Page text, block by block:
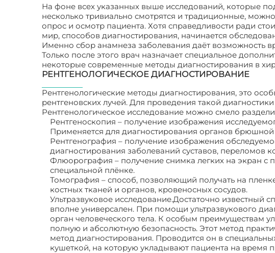
На фоне всех указанных выше исследований, которые
несколько тривиально смотрятся и традиционные,
опрос и осмотр пациента. Хотя справедливости ради
мир, способов диагностирования, начинается
Именно сбор анамнеза заболевания даёт возможность
Только после этого врач назначает специальное
некоторые современные методы диагностирования в
РЕНТГЕНОЛОГИЧЕСКОЕ ДИАГНОСТИРОВАНИЕ
Рентгенологические методы диагностирования, это
рентгеновских лучей. Для проведения такой
Рентгенологическое исследование можно смело
Рентгеноскопия – получение изображения
Применяется для диагностирования органов брюшной
Рентгенография – получение изображения
диагностирования заболеваний суставов, переломов
Флюорография – получение снимка легких на экран
специальной плёнке.
Томография – способ, позволяющий получать на
костных тканей и органов, кровеносных сосудов.
Ультразвуковое исследование.Достаточно известный
вполне универсален. При помощи ультразвукового
орган человеческого тела. К особым преимуществам
полную и абсолютную безопасность. Этот метод
метод диагностирования. Проводится он в
кушеткой, на которую укладывают пациента на время